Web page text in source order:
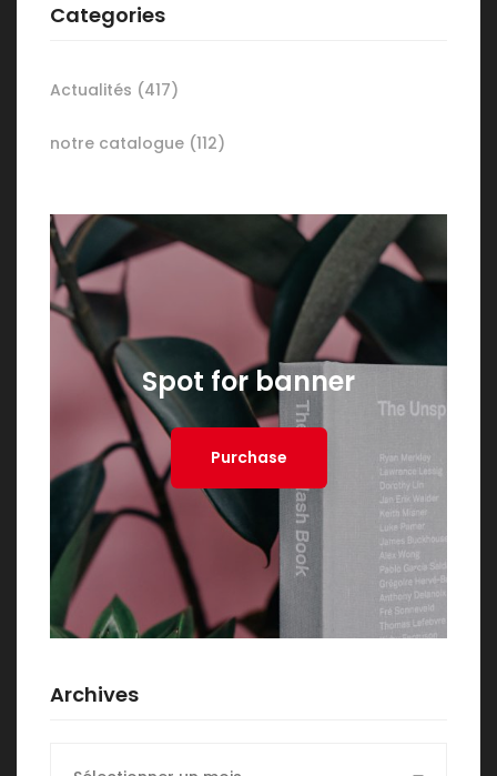
Categories
Actualités (417)
notre catalogue (112)
Spot for banner
Purchase
Archives